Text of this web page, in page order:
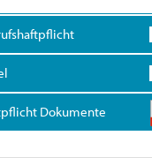
Dokumente